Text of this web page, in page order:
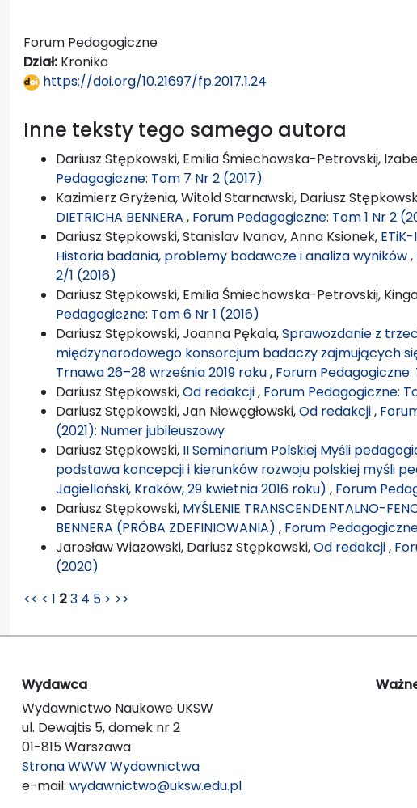
Forum Pedagogiczne
Dział: Kronika
https://doi.org/10.21697/fp.2017.1.24
Inne teksty tego samego autora
Dariusz Stępkowski, Emilia Śmiechowska-Petrovskij,
Pedagogiczne: Tom 7 Nr 2 (2017)
Kazimierz Gryżenia, Witold Starnawski, Dariusz
DIETRICHA BENNERA , Forum Pedagogiczne: Tom 1 Nr 2
Dariusz Stępkowski, Stanislav Ivanov, Anna Ksionek,
Historia badania, problemy badawcze i analiza wyników,
2/1 (2016)
Dariusz Stępkowski, Emilia Śmiechowska-Petrovskij,
Pedagogiczne: Tom 6 Nr 1 (2016)
Dariusz Stępkowski, Joanna Pękala,Sprawozdanie z
międzynarodowego konsorcjum badaczy zajmujących
Trnawa 26–28 września 2019 roku, Forum Pedagogiczne:
Dariusz Stępkowski,Od redakcji, Forum Pedagogiczne:
Dariusz Stępkowski, Jan Niewęgłowski,Od redakcji,
(2021): Numer jubileuszowy
Dariusz Stępkowski, II Seminarium Polskiej Myśli
podstawa koncepcji i kierunków rozwoju polskiej myśli
Jagielloński, Kraków, 29 kwietnia 2016 roku) , Forum
Dariusz Stępkowski, MYŚLENIE TRANSCENDENTALNO-
BENNERA (PRÓBA ZDEFINIOWANIA) , Forum
Jarosław Wiazowski, Dariusz Stępkowski,Od redakcji,
(2020)
<< < 1 23 4 5 > >>
Wydawca
Wydawnictwo Naukowe UKSW
ul. Dewajtis 5, domek nr 2
01-815 Warszawa
Strona WWW Wydawnictwa
e-mail: wydawnictwo@uksw.edu.pl